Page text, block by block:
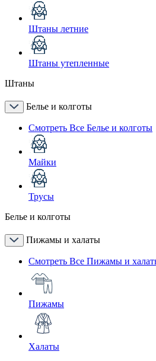
Штаны летние
Штаны утепленные
Штаны
Белье и колготы
Смотреть Все Белье и колготы
Майки
Трусы
Белье и колготы
Пижамы и халаты
Смотреть Все Пижамы и
Пижамы
Халаты